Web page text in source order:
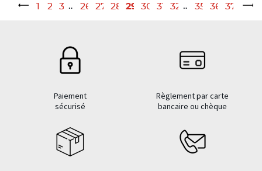
1 2 3 … 26 27 28 29 30 31 32 … 35 36
37
Paiement
sécurisé
Règlement par carte
bancaire ou chèque